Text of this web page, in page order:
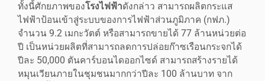
ทั้งนี้ศักยภาพของโรงไฟฟ้าดังกล่าว สามารถผลิตกระแส
ไฟฟ้าป้อนเข้าสู่ระบบของการไฟฟ้าส่วนภูมิภาค (กฟภ.)
จำนวน 9.2 เมกะวัตต์ หรือสามารถขายได้ 77 ล้านหน่วยต่อ
ปี เป็นหน่วยผลิตที่สามารถลดการปล่อยก๊าซเรือนกระจกได้
ปีละ 50,000 ตันคาร์บอนไดออกไซด์ สามารถสร้างรายได้
หมุนเวียนภายในชุมชนมากกว่าปีละ 100 ล้านบาท จาก